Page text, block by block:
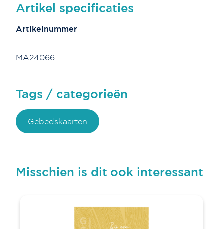
Artikel specificaties
Artikelnummer
MA24066
Tags / categorieën
Gebedskaarten
Misschien is dit ook interessant